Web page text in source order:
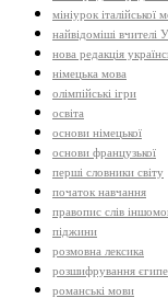
мініурок італійської
найвідоміші вчителі
нова редакція
німецька мова
олімпійські ігри
освіта
основи німецької
основи французької
перші словники світу
початок навчання
правопис слів
піджини
розмовна лексика
розшифрування
романські мови